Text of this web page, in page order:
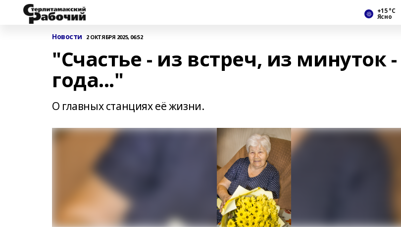
+15 °С
Ясно
Новости 2 ОКТЯБРЯ 2025, 06:52
"Счастье - из встреч, из минуток -
года..."
О главных станциях её жизни.